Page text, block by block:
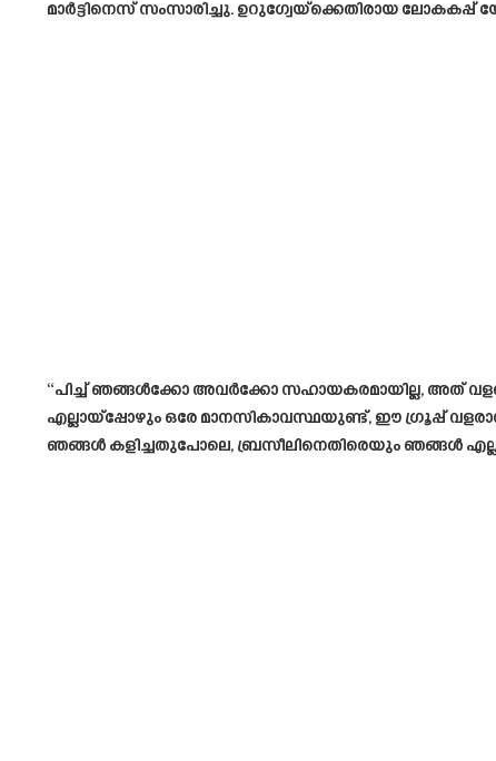
മാർട്ടിനെസ് സംസാരിച്ചു. ഉറുഗ്വേയ്‌ക്കെതിരായ ലോകകപ്പ്
“പിച്ച് ഞങ്ങൾക്കോ ​​അവർക്കോ സഹായകരമായില്ല, അത്
എല്ലായ്പ്പോഴും ഒരേ മാനസികാവസ്ഥയുണ്ട്, ഈ ഗ്രൂപ്പ്
ഞങ്ങൾ കളിച്ചതുപോലെ, ബ്രസീലിനെതിരെയും ഞങ്ങൾ